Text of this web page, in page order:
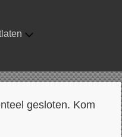
gesloten. Kom